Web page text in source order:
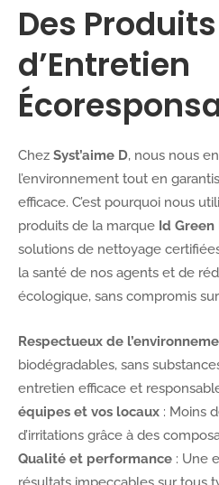
Des Produits
d’Entretien
Chez Syst’aime D, nous nous
l’environnement tout en
efficace. C’est pourquoi nous
produits de la marque Id Green
solutions de nettoyage
la santé de nos agents et de
écologique, sans compromis sur
Respectueux de
biodégradables, sans
entretien efficace et
équipes et vos locaux : Moins
d’irritations grâce à des
Qualité et performance : Une